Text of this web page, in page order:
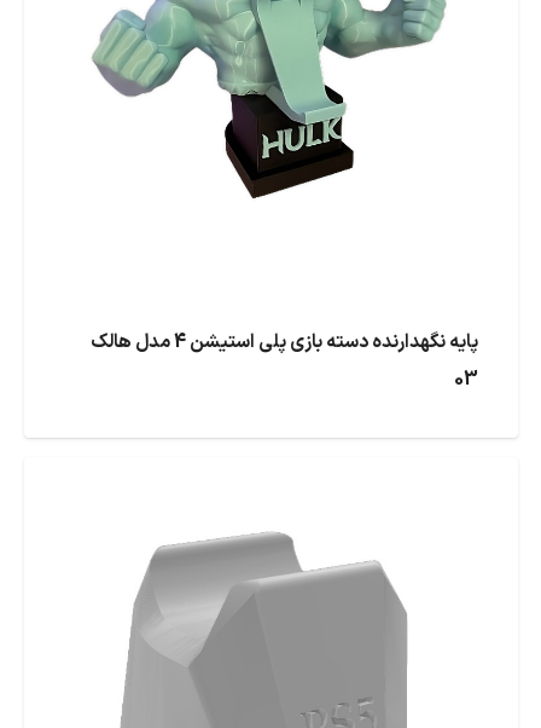
پایه نگهدارنده دسته بازی پلی استیشن 4 مدل هالک
03